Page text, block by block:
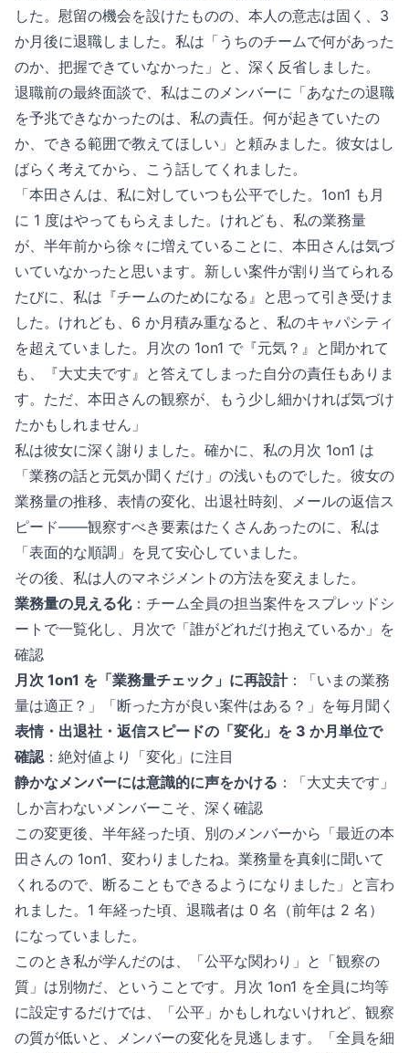
した。慰留の機会を設けたものの、本人の意志は固く、3
か月後に退職しました。私は「うちのチームで何があった
のか、把握できていなかった」と、深く反省しました。
退職前の最終面談で、私はこのメンバーに「あなたの退職
を予兆できなかったのは、私の責任。何が起きていたの
か、できる範囲で教えてほしい」と頼みました。彼女はし
ばらく考えてから、こう話してくれました。
「本田さんは、私に対していつも公平でした。1on1 も月
に 1 度はやってもらえました。けれども、私の業務量
が、半年前から徐々に増えていることに、本田さんは気づ
いていなかったと思います。新しい案件が割り当てられる
たびに、私は『チームのためになる』と思って引き受けま
した。けれども、6 か月積み重なると、私のキャパシティ
を超えていました。月次の 1on1 で『元気？』と聞かれて
も、『大丈夫です』と答えてしまった自分の責任もありま
す。ただ、本田さんの観察が、もう少し細かければ気づけ
たかもしれません」
私は彼女に深く謝りました。確かに、私の月次 1on1 は
「業務の話と元気か聞くだけ」の浅いものでした。彼女の
業務量の推移、表情の変化、出退社時刻、メールの返信ス
ピード——観察すべき要素はたくさんあったのに、私は
「表面的な順調」を見て安心していました。
その後、私は人のマネジメントの方法を変えました。
業務量の見える化：チーム全員の担当案件をスプレッドシ
ートで一覧化し、月次で「誰がどれだけ抱えているか」を
確認
月次 1on1 を「業務量チェック」に再設計：「いまの業務
量は適正？」「断った方が良い案件はある？」を毎月聞く
表情・出退社・返信スピードの「変化」を 3 か月単位で
確認：絶対値より「変化」に注目
静かなメンバーには意識的に声をかける ：「大丈夫です」
しか言わないメンバーこそ、深く確認
この変更後、半年経った頃、別のメンバーから「最近の本
田さんの 1on1、変わりましたね。業務量を真剣に聞いて
くれるので、断ることもできるようになりました」と言わ
れました。1 年経った頃、退職者は 0 名（前年は 2 名）
になっていました。
このとき私が学んだのは、「公平な関わり」と「観察の
質」は別物だ、ということです。月次 1on1 を全員に均等
に設定するだけでは、「公平」かもしれないけれど、観察
の質が低いと、メンバーの変化を見逃します。「全員を細